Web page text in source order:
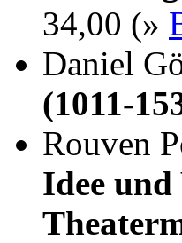
34,00 (»
Daniel
(1011-
Rouven
Idee